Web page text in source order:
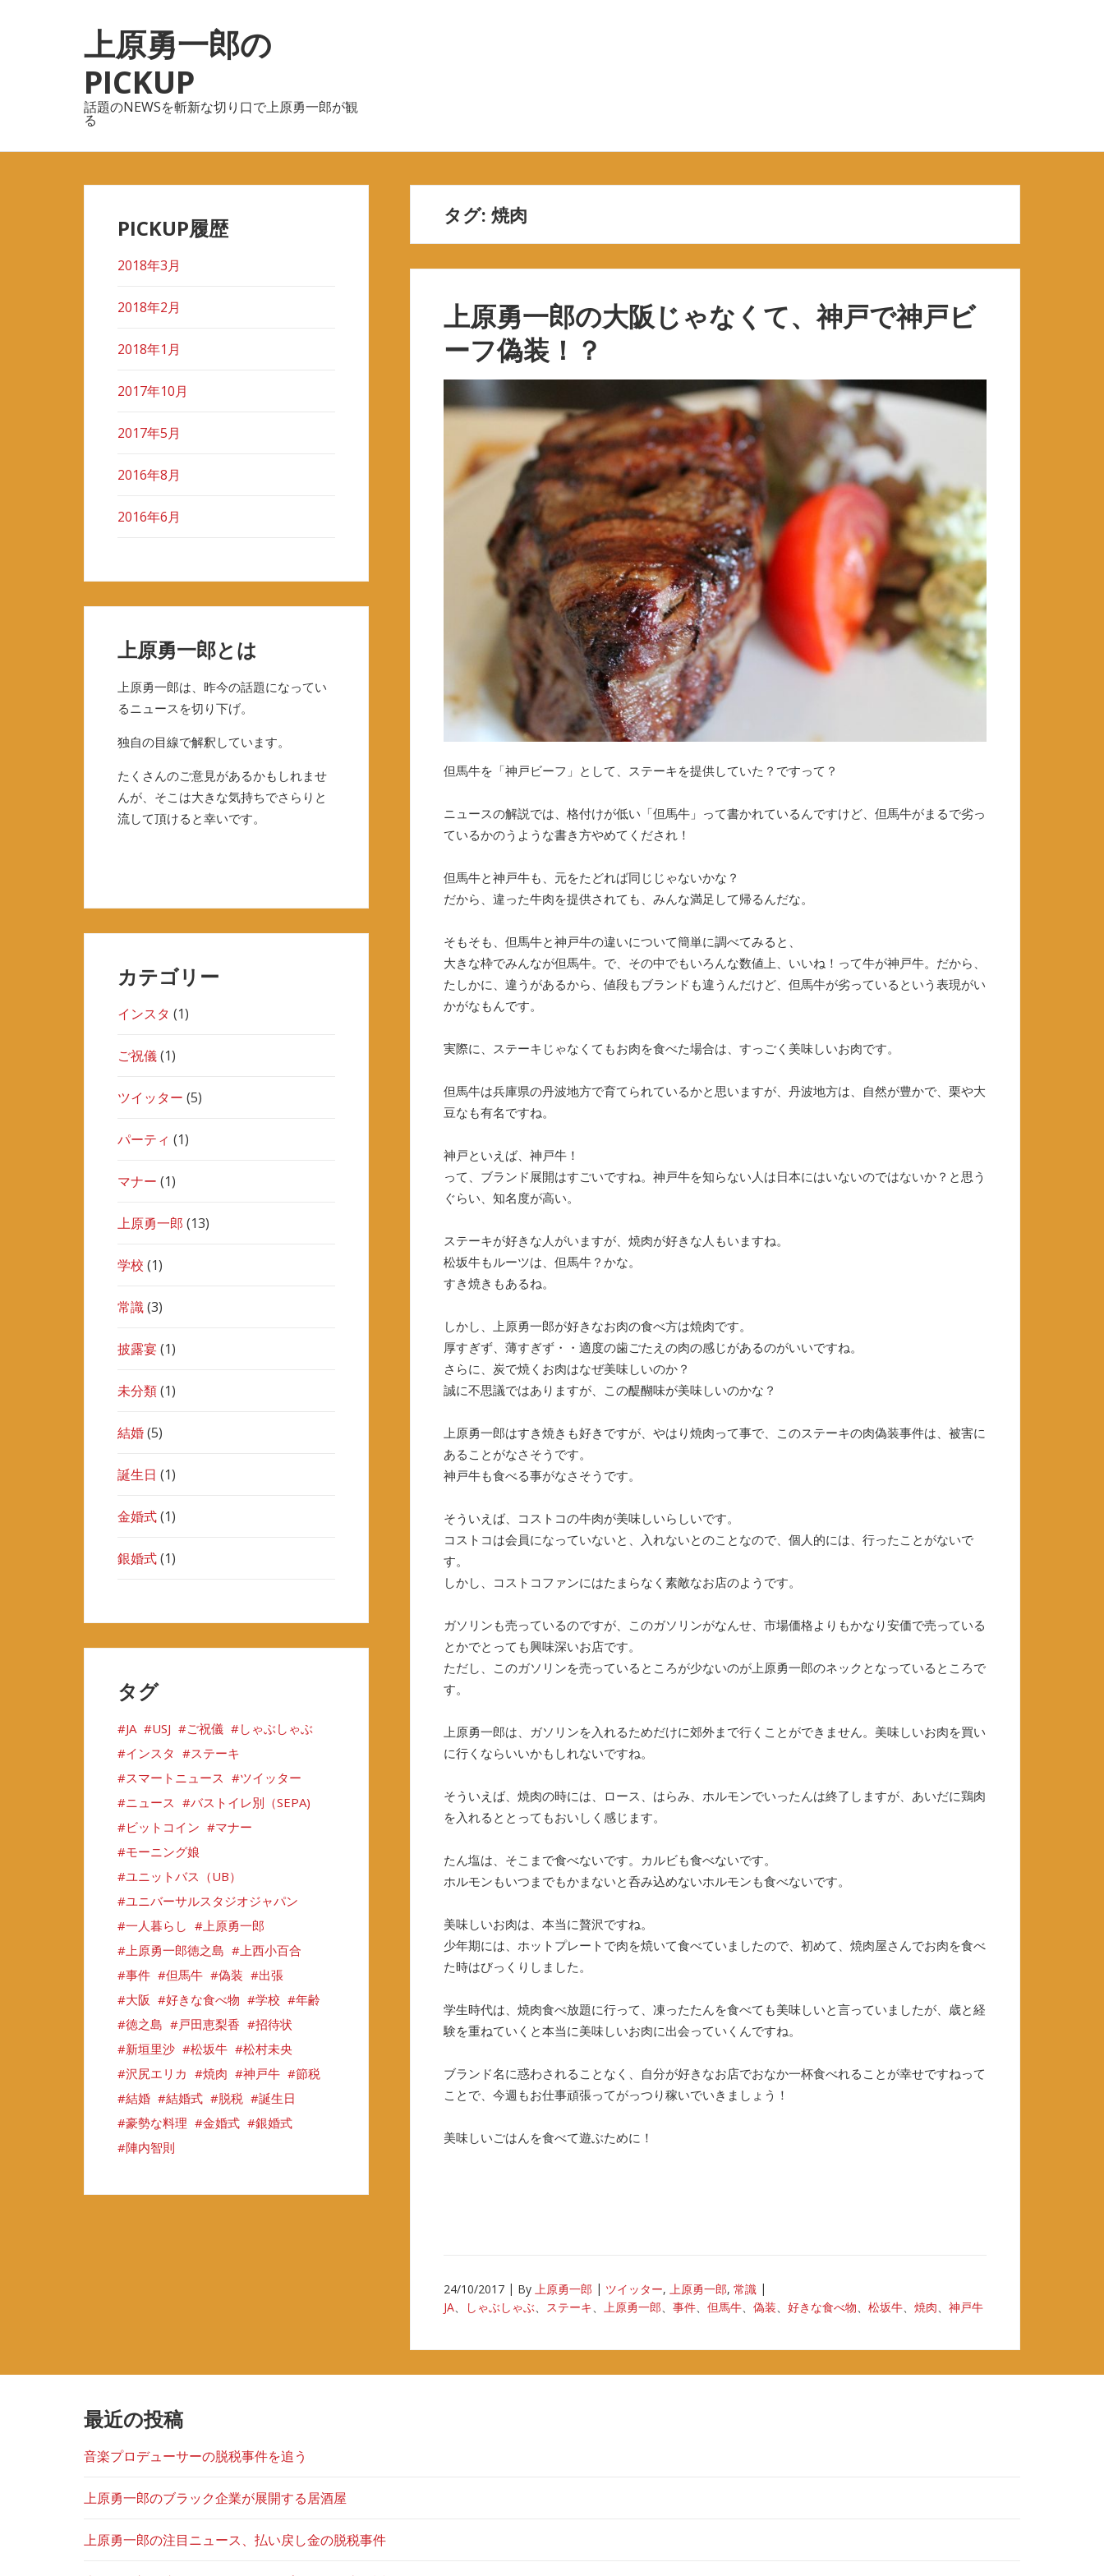
ゲ
ー
シ
ョ
ス
テ
ン
ツ
へ
ッ
上原勇一郎の
PICKUP
話題のNEWSを斬新な切り口で上原勇一郎が観
る
タグ: 焼肉
上原勇一郎の大阪じゃなくて、神戸で神戸ビ
ーフ偽装！？
但馬牛を「神戸ビーフ」として、ステーキを提供していた？ですって？
ニュースの解説では、格付けが低い「但馬牛」って書かれているんですけど、但馬牛がまるで劣っ
ているかのうような書き方やめてくだされ！
但馬牛と神戸牛も、元をたどれば同じじゃないかな？
だから、違った牛肉を提供されても、みんな満足して帰るんだな。
そもそも、但馬牛と神戸牛の違いについて簡単に調べてみると、
大きな枠でみんなが但馬牛。で、その中でもいろんな数値上、いいね！って牛が神戸牛。だから、
たしかに、違うがあるから、値段もブランドも違うんだけど、但馬牛が劣っているという表現がい
かがなもんです。
実際に、ステーキじゃなくてもお肉を食べた場合は、すっごく美味しいお肉です。
但馬牛は兵庫県の丹波地方で育てられているかと思いますが、丹波地方は、自然が豊かで、栗や大
豆なも有名ですね。
神戸といえば、神戸牛！
って、ブランド展開はすごいですね。神戸牛を知らない人は日本にはいないのではないか？と思う
ぐらい、知名度が高い。
ステーキが好きな人がいますが、焼肉が好きな人もいますね。
松坂牛もルーツは、但馬牛？かな。
すき焼きもあるね。
しかし、上原勇一郎が好きなお肉の食べ方は焼肉です。
厚すぎず、薄すぎず・・適度の歯ごたえの肉の感じがあるのがいいですね。
さらに、炭で焼くお肉はなぜ美味しいのか？
誠に不思議ではありますが、この醍醐味が美味しいのかな？
上原勇一郎はすき焼きも好きですが、やはり焼肉って事で、このステーキの肉偽装事件は、被害に
あることがなさそうです。
神戸牛も食べる事がなさそうです。
そういえば、コストコの牛肉が美味しいらしいです。
コストコは会員になっていないと、入れないとのことなので、個人的には、行ったことがないで
す。
しかし、コストコファンにはたまらなく素敵なお店のようです。
ガソリンも売っているのですが、このガソリンがなんせ、市場価格よりもかなり安価で売っている
とかでとっても興味深いお店です。
ただし、このガソリンを売っているところが少ないのが上原勇一郎のネックとなっているところで
す。
上原勇一郎は、ガソリンを入れるためだけに郊外まで行くことができません。美味しいお肉を買い
に行くならいいかもしれないですね。
そういえば、焼肉の時には、ロース、はらみ、ホルモンでいったんは終了しますが、あいだに鶏肉
を入れるととってもおいしく感じます。
たん塩は、そこまで食べないです。カルビも食べないです。
ホルモンもいつまでもかまないと呑み込めないホルモンも食べないです。
美味しいお肉は、本当に贅沢ですね。
少年期には、ホットプレートで肉を焼いて食べていましたので、初めて、焼肉屋さんでお肉を食べ
た時はびっくりしました。
学生時代は、焼肉食べ放題に行って、凍ったたんを食べても美味しいと言っていましたが、歳と経
験を重ねていくと本当に美味しいお肉に出会っていくんですね。
ブランド名に惑わされることなく、自分が好きなお店でおなか一杯食べれることが幸せですねって
ことで、今週もお仕事頑張ってがっつり稼いでいきましょう！
美味しいごはんを食べて遊ぶために！
24/10/2017 By 上原勇一郎 ツイッター, 上原勇一郎, 常識
JA、 しゃぶしゃぶ、 ステーキ、 上原勇一郎、 事件、 但馬牛、 偽装、 好きな食べ物、 松坂牛、 焼肉、 神戸牛
PICKUP履歴
2018年3月
2018年2月
2018年1月
2017年10月
2017年5月
2016年8月
2016年6月
上原勇一郎とは
上原勇一郎は、昨今の話題になってい
るニュースを切り下げ。
独自の目線で解釈しています。
たくさんのご意見があるかもしれませ
んが、そこは大きな気持ちでさらりと
流して頂けると幸いです。
カテゴリー
インスタ (1)
ご祝儀(1)
ツイッター (5)
パーティ (1)
マナー (1)
上原勇一郎 (13)
学校 (1)
常識(3)
披露宴(1)
未分類(1)
結婚(5)
誕生日 (1)
金婚式(1)
銀婚式(1)
タグ
JA USJ ご祝儀
しゃぶしゃぶ
インスタ
ステーキ
スマートニュース
ツイッター
ニュース
バストイレ別（SEPA)
ビットコイン
マナー
モーニング娘
ユニットバス（UB）
ユニバーサルスタジオジャパン
一人暮らし
上原勇一郎
上原勇一郎徳之島
上西小百合
事件
但馬牛 偽装
出張
大阪
好きな食べ物 学校
年齢
徳之島
戸田恵梨香
招待状
新垣里沙
松坂牛
松村未央
沢尻エリカ
焼肉 神戸牛
節税
結婚
結婚式 脱税
誕生日
豪勢な料理
金婚式
銀婚式
陣内智則
最近の投稿
音楽プロデューサーの脱税事件を追う
上原勇一郎のブラック企業が展開する居酒屋
上原勇一郎の注目ニュース、払い戻し金の脱税事件